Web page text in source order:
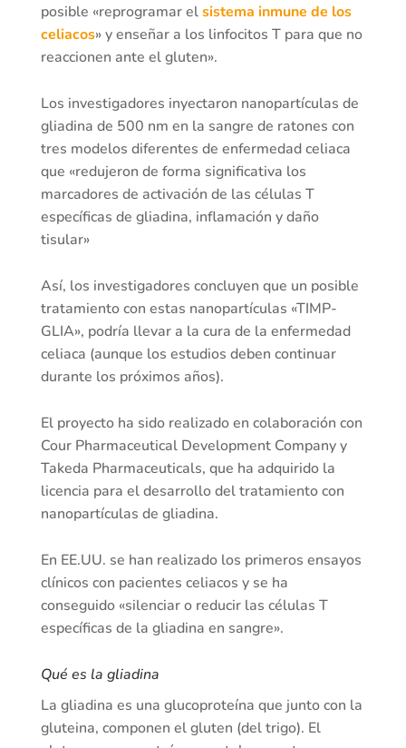
posible «reprogramar elsistema inmune de los
celiacos» y enseñar a los linfocitos T para que no
reaccionen ante el gluten».
Los investigadores inyectaron nanopartículas de
gliadina de 500 nm en la sangre de ratones con
tres modelos diferentes de enfermedad celiaca
que «redujeron de forma significativa los
marcadores de activación de las células T
específicas de gliadina, inflamación y daño
tisular»
Así, los investigadores concluyen que un posible
tratamiento con estas nanopartículas «TIMP-
GLIA», podría llevar a la cura de la enfermedad
celiaca (aunque los estudios deben continuar
durante los próximos años).
El proyecto ha sido realizado en colaboración con
Cour Pharmaceutical Development Company y
Takeda Pharmaceuticals, que ha adquirido la
licencia para el desarrollo del tratamiento con
nanopartículas de gliadina.
En EE.UU. se han realizado los primeros ensayos
clínicos con pacientes celiacos y se ha
conseguido «silenciar o reducir las células T
específicas de la gliadina en sangre».
Qué es la gliadina
La gliadina es una glucoproteína que junto con la
gluteina, componen el gluten (del trigo). El